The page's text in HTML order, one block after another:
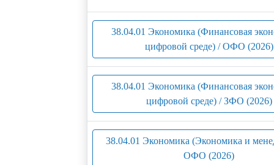
38.04.01 Экономика (Финансовая
цифровой среде) / ОФО (2026)
38.04.01 Экономика (Финансовая
цифровой среде) / ЗФО (2026)
38.04.01 Экономика (Экономика и
ОФО (2026)